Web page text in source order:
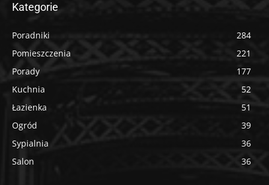
Kategorie
Poradniki
284
Pomieszczenia
221
Porady
177
Kuchnia
52
Łazienka
51
Ogród
39
Sypialnia
36
Salon
36